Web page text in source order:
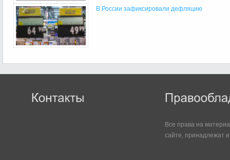
В России зафиксировали дефляцию
Все права на
сайте, принадлежат